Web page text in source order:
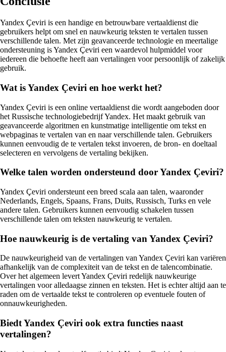
Yandex Çeviri is een handige en betrouwbare vertaaldienst die
gebruikers helpt om snel en nauwkeurig teksten te vertalen tussen
verschillende talen. Met zijn geavanceerde technologie en meertalige
ondersteuning is Yandex Çeviri een waardevol hulpmiddel voor
iedereen die behoefte heeft aan vertalingen voor persoonlijk of zakelijk
gebruik.
Wat is Yandex Çeviri en hoe werkt het?
Yandex Çeviri is een online vertaaldienst die wordt aangeboden door
het Russische technologiebedrijf Yandex. Het maakt gebruik van
geavanceerde algoritmen en kunstmatige intelligentie om tekst en
webpaginas te vertalen van en naar verschillende talen. Gebruikers
kunnen eenvoudig de te vertalen tekst invoeren, de bron- en doeltaal
selecteren en vervolgens de vertaling bekijken.
Welke talen worden ondersteund door Yandex Çeviri?
Yandex Çeviri ondersteunt een breed scala aan talen, waaronder
Nederlands, Engels, Spaans, Frans, Duits, Russisch, Turks en vele
andere talen. Gebruikers kunnen eenvoudig schakelen tussen
verschillende talen om teksten nauwkeurig te vertalen.
Hoe nauwkeurig is de vertaling van Yandex Çeviri?
De nauwkeurigheid van de vertalingen van Yandex Çeviri kan variëren
afhankelijk van de complexiteit van de tekst en de talencombinatie.
Over het algemeen levert Yandex Çeviri redelijk nauwkeurige
vertalingen voor alledaagse zinnen en teksten. Het is echter altijd aan te
raden om de vertaalde tekst te controleren op eventuele fouten of
onnauwkeurigheden.
Biedt Yandex Çeviri ook extra functies naast
vertalingen?